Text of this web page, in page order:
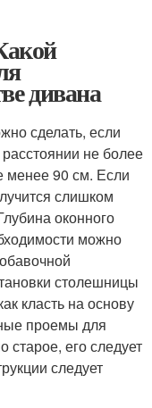
дивана
сделать, если
не более
менее 90 см. Если
слишком
оконного
можно
столешницы
класть на основу
проемы для
старое, его следует
следует